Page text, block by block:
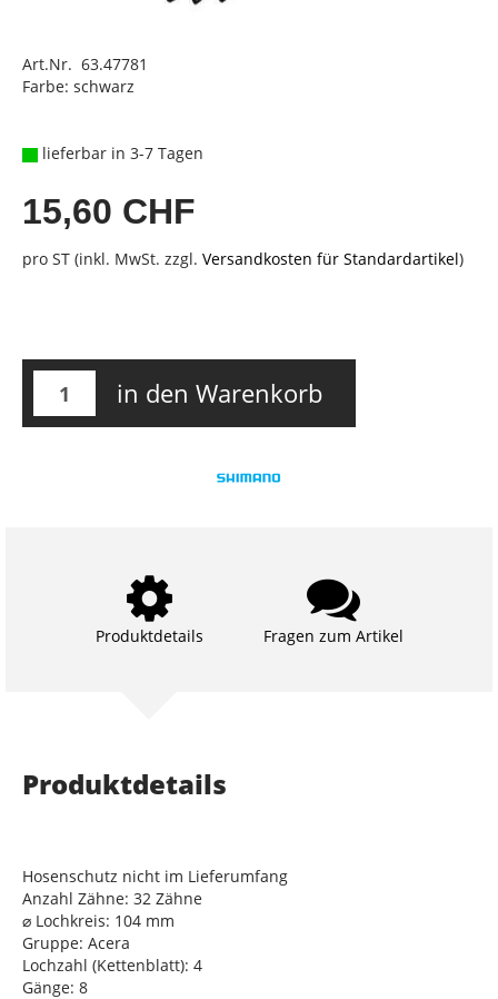
Art.Nr. 63.47781
Farbe: schwarz
lieferbar in 3-7 Tagen
15,60 CHF
pro ST (inkl. MwSt. zzgl. Versandkosten für Standardartikel)
in den Warenkorb
Produktdetails Fragen zum Artikel
Produktdetails
Hosenschutz nicht im Lieferumfang
Anzahl Zähne: 32 Zähne
⌀ Lochkreis: 104 mm
Gruppe: Acera
Lochzahl (Kettenblatt): 4
Gänge: 8